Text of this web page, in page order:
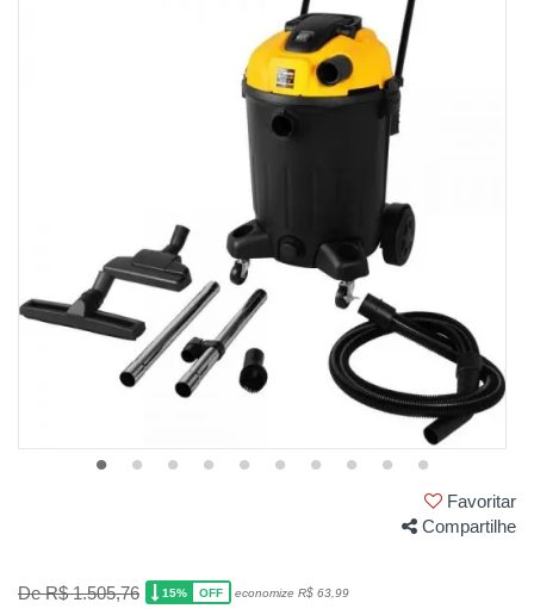
Favoritar
Compartilhe
De R$ 1.505,76 15% OFF economize R$ 63,99